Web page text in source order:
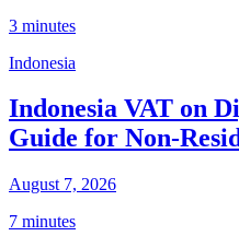
3 minutes
Indonesia
Indonesia VAT on
Guide for Non-
August 7, 2026
7 minutes